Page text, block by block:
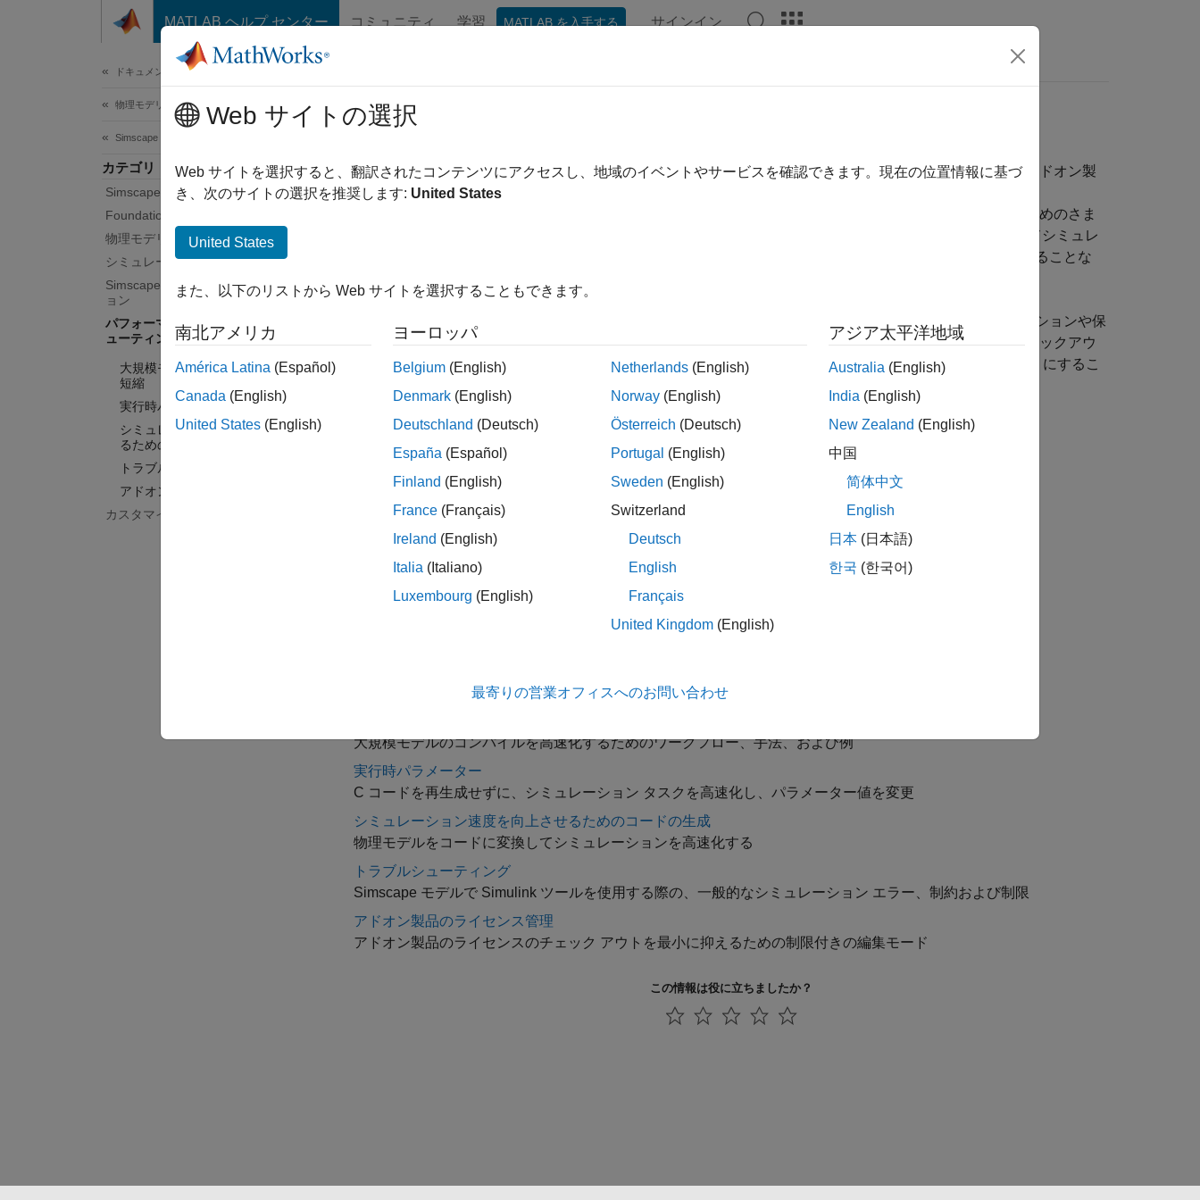
コンテンツへスキップ
MATLAB ヘルプ センター コミュニティ 学習 MATLAB を入手する サインイン
ドキュメンテーションのホーム
物理モデリング
Simscape
カテゴリ
Simscape 入門
Foundation ブロック ライブラリ
物理モデリング手法
シミュレーションと解析
Simscape リアルタイム シミュレーシ
ョン
パフォーマンスの最適化とトラブルシ
ューティング
大規模モデルのコンパイル時間の
短縮
実行時パラメーター
シミュレーション速度を向上させ
るためのコードの生成
トラブルシューティング
アドオン製品のライセンス管理
カスタマイズ
パフォーマンスの最適化とトラブルシューティング
大規模モデルのコンパイルおよびシミュレーションのパフォーマンスの向上、トラブルシューティング、アドオン製
品ブロックとのモデル共有を行う
パフォーマンスの最適化には、大規模モデルのコンパイルの高速化およびシミュレーション時間の短縮のためのさま
のアクセラレータ モードを使用してシミュレ
ーション時間を短縮できるようになります。Simscape™ 実行時パラメーターにより、C コードを再生成することな
Simscape 編集モード機能により、アドオン製品のブロックを含むモデルを制限モードで開き、シミュレーションや保
存ができるようになります。アドオン製品がマシンにインストールされていれば、製品のライセンスをチェックアウ
トする必要はありません。シミュレーション モデルをチームや組織全体でコストをかけずに配布できるようにするこ
よく参照されるトピック
大規模モデルのコンパイルを高速化するためのワークフロー、手法、および例
実行時パラメーター
C コードを再生成せずに、シミュレーション タスクを高速化し、パラメーター値を変更
シミュレーション速度を向上させるためのコードの生成
物理モデルをコードに変換してシミュレーションを高速化する
トラブルシューティング
Simscape モデルで Simulink ツールを使用する際の、一般的なシミュレーション エラー、制約および制限
アドオン製品のライセンス管理
アドオン製品のライセンスのチェック アウトを最小に抑えるための制限付きの編集モード
この情報は役に立ちましたか？
Web サイトの選択
Web サイトを選択すると、翻訳されたコンテンツにアクセスし、地域のイベントやサービスを確認できます。現在の位置情報に基づ
き、次のサイトの選択を推奨します: United States
United States
また、以下のリストから Web サイトを選択することもできます。
南北アメリカ
América Latina (Español)
Canada (English)
United States (English)
ヨーロッパ
Belgium (English)
Denmark (English)
Deutschland (Deutsch)
España (Español)
Finland (English)
France (Français)
Ireland (English)
Italia (Italiano)
Luxembourg (English)
Netherlands (English)
Norway (English)
Österreich (Deutsch)
Portugal (English)
Sweden (English)
Switzerland
Deutsch
English
Français
United Kingdom (English)
アジア太平洋地域
Australia (English)
India (English)
New Zealand (English)
中国
简体中文
English
日本 (日本語)
한국 (한국어)
最寄りの営業オフィスへのお問い合わせ